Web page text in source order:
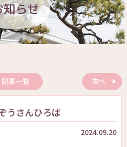
知らせ
次へ
記事一覧
うさんひろば
2024.09.20